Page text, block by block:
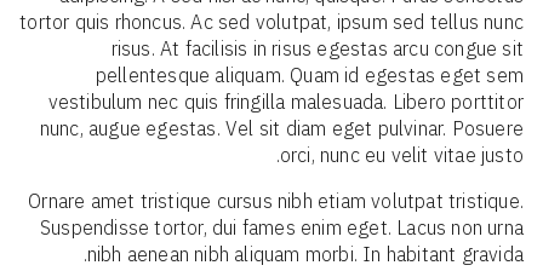
tortor quis rhoncus. Ac sed volutpat, ipsum sed tellus nunc
risus. At facilisis in risus egestas arcu congue sit
pellentesque aliquam. Quam id egestas eget sem
vestibulum nec quis fringilla malesuada. Libero porttitor
nunc, augue egestas. Vel sit diam eget pulvinar. Posuere
orci, nunc eu velit vitae justo.
Ornare amet tristique cursus nibh etiam volutpat tristique.
Suspendisse tortor, dui fames enim eget. Lacus non urna
nibh aenean nibh aliquam morbi. In habitant gravida.